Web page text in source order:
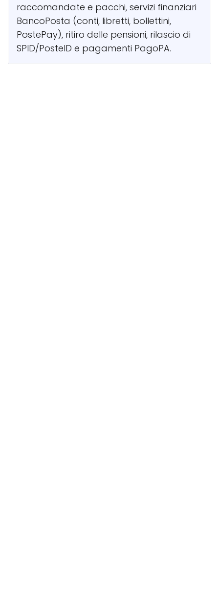
raccomandate e pacchi, servizi finanziari
BancoPosta (conti, libretti, bollettini,
PostePay), ritiro delle pensioni, rilascio di
SPID/PosteID e pagamenti PagoPA.